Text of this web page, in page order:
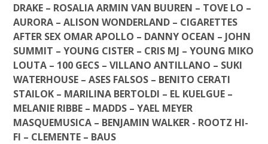
DRAKE – ROSALIA ARMIN VAN BUUREN – TOVE LO –
AURORA – ALISON WONDERLAND – CIGARETTES
AFTER SEX OMAR APOLLO – DANNY OCEAN – JOHN
SUMMIT – YOUNG CISTER – CRIS MJ – YOUNG MIKO
LOUTA – 100 GECS – VILLANO ANTILLANO – SUKI
WATERHOUSE – ASES FALSOS – BENITO CERATI
STAILOK – MARILINA BERTOLDI – EL KUELGUE –
MELANIE RIBBE – MADDS – YAEL MEYER
MASQUEMUSICA – BENJAMIN WALKER - ROOTZ HI-
FI – CLEMENTE – BAUS